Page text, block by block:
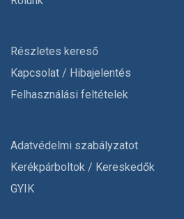
Részletes kereső
Kapcsolat / Hibajelentés
Felhasználási feltételek
Adatvédelmi szabályzatot
Kerékpárboltok / Kereskedők
GYIK